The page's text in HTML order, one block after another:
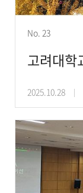
No. 23
2025.10.28